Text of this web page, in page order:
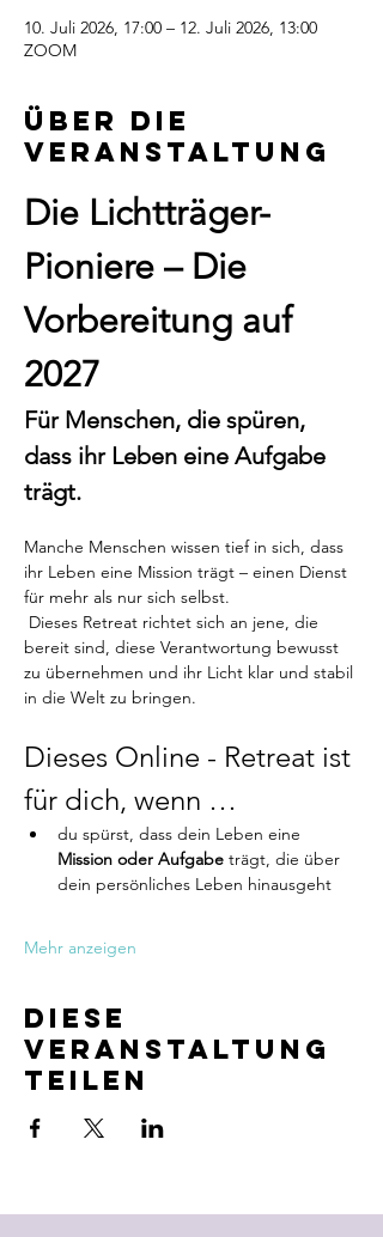
10. Juli 2026, 17:00 – 12. Juli 2026, 13:00
ZOOM
Über die
Veranstaltung
Die Lichtträger-
Pioniere – Die
Vorbereitung auf
2027
Für Menschen, die spüren,
dass ihr Leben eine Aufgabe
trägt.
Manche Menschen wissen tief in sich, dass
ihr Leben eine Mission trägt – einen Dienst
für mehr als nur sich selbst.
Dieses Retreat richtet sich an jene, die
bereit sind, diese Verantwortung bewusst
zu übernehmen und ihr Licht klar und stabil
in die Welt zu bringen.
Dieses Online - Retreat ist
für dich, wenn …
du spürst, dass dein Leben eine
Mission oder Aufgabe trägt, die über
dein persönliches Leben hinausgeht
Mehr anzeigen
Diese
Veranstaltung
teilen